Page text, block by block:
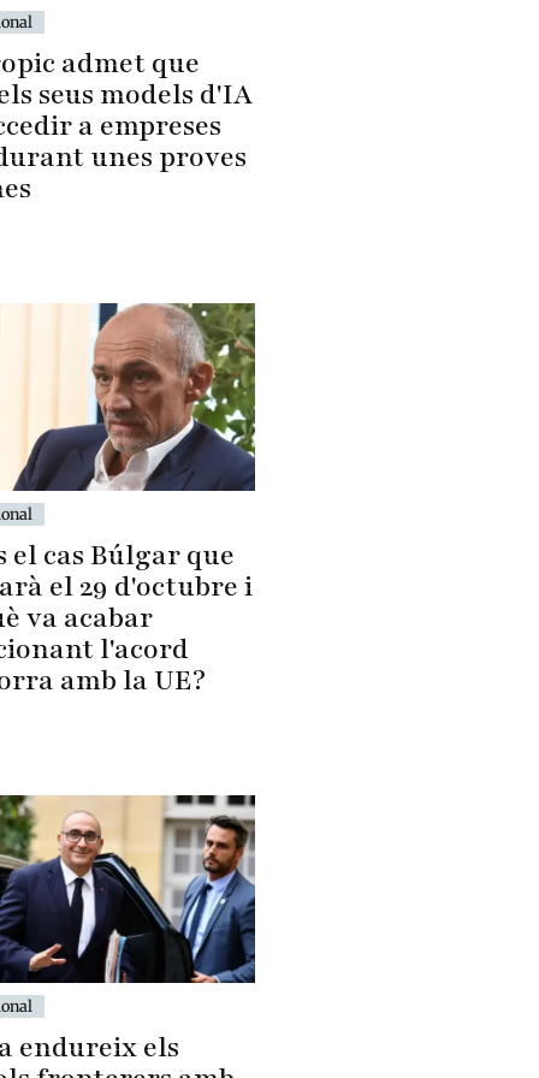
admet que
seus models d'IA
a empreses
unes proves
el cas Búlgar que
el 29 d'octubre i
va acabar
l'acord
amb la UE?
endureix els